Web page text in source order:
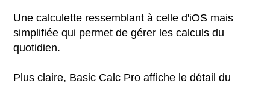
Une calculette ressemblant à celle d'iOS mais
simplifiée qui permet de gérer les calculs du
quotidien.
Plus claire, Basic Calc Pro affiche le détail du